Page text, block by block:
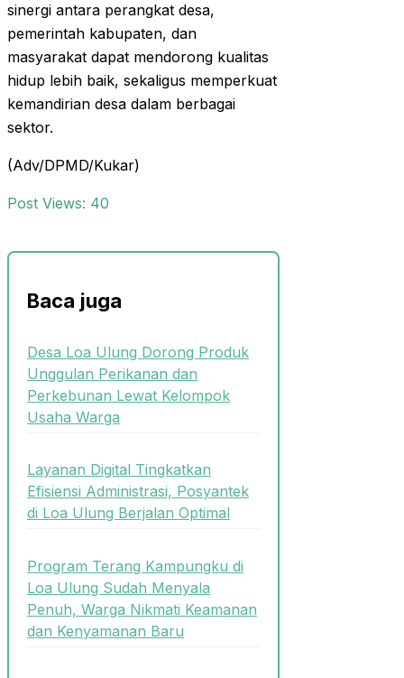
sinergi antara perangkat desa,
pemerintah kabupaten, dan
masyarakat dapat mendorong kualitas
hidup lebih baik, sekaligus memperkuat
kemandirian desa dalam berbagai
sektor.
(Adv/DPMD/Kukar)
Post Views: 40
Baca juga
Desa Loa Ulung Dorong Produk
Unggulan Perikanan dan
Perkebunan Lewat Kelompok
Usaha Warga
Layanan Digital Tingkatkan
Efisiensi Administrasi, Posyantek
di Loa Ulung Berjalan Optimal
Program Terang Kampungku di
Loa Ulung Sudah Menyala
Penuh, Warga Nikmati Keamanan
dan Kenyamanan Baru